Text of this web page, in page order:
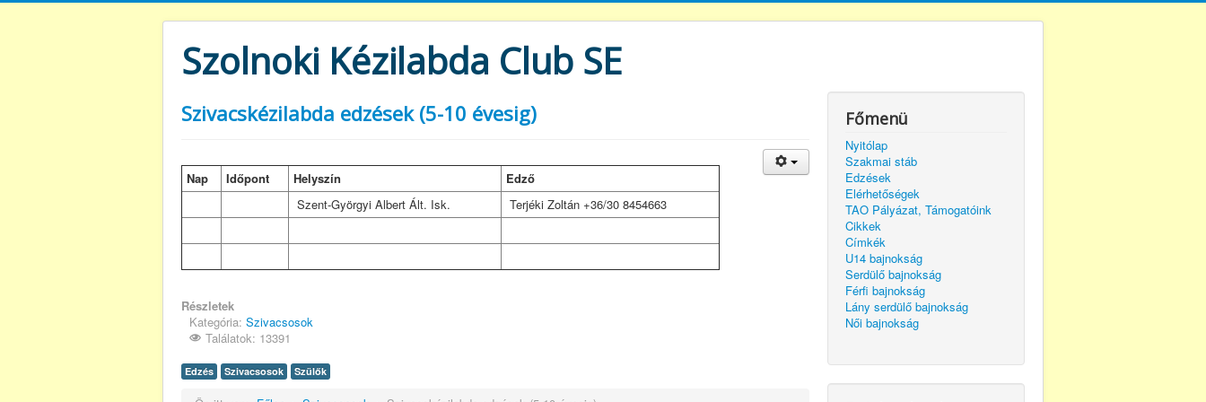
Szolnoki Kézilabda Club SE
Szivacskézilabda edzések (5-10 évesig)
Nap Időpont Helyszín
Edző
Szent-Györgyi Albert Ált. Isk.
Terjéki Zoltán +36/30 8454663
Részletek
Kategória: Szivacsosok
Találatok: 13391
Edzés Szivacsosok Szülők
Főmenü
Nyitólap
Szakmai stáb
Edzések
Elérhetőségek
TAO Pályázat, Támogatóink
Cikkek
Címkék
U14 bajnokság
Serdülő bajnokság
Férfi bajnokság
Lány serdülő bajnokság
Női bajnokság